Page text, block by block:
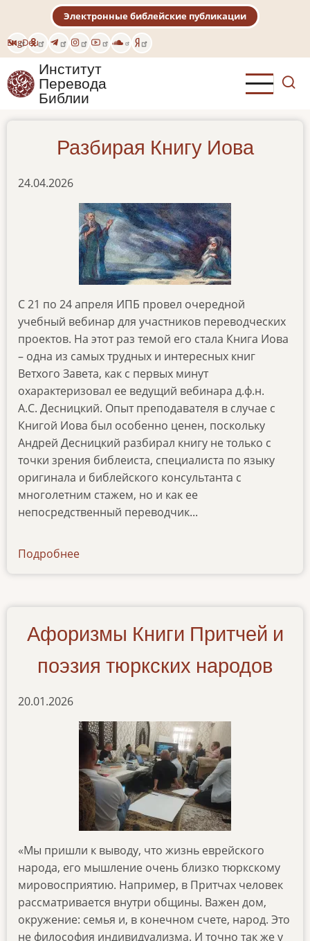
основному
содержанию
EngDeu
Электронные библейские публикации
Институт
Перевода
Библии
Разбирая Книгу Иова
24.04.2026
С 21 по 24 апреля ИПБ провел очередной
учебный вебинар для участников переводческих
проектов. На этот раз темой его стала Книга Иова
– одна из самых трудных и интересных книг
Ветхого Завета, как с первых минут
охарактеризовал ее ведущий вебинара д.ф.н.
А.С. Десницкий. Опыт преподавателя в случае с
Книгой Иова был особенно ценен, поскольку
Андрей Десницкий разбирал книгу не только с
точки зрения библеиста, специалиста по языку
оригинала и библейского консультанта с
многолетним стажем, но и как ее
непосредственный переводчик...
Подробнее
iova
Афоризмы Книги Притчей и
поэзия тюркских народов
20.01.2026
«Мы пришли к выводу, что жизнь еврейского
народа, его мышление очень близко тюркскому
мировосприятию. Например, в Притчах человек
рассматривается внутри общины. Важен дом,
окружение: семья и, в конечном счете, народ. Это
не философия индивидуализма. И точно так же у